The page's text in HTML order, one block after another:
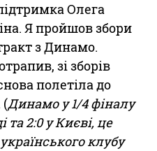
Олега
Я пройшов збори
з Динамо.
зі зборів
полетіла до
(Динамо у 1/4 фіналу
та 2:0 у Києві, це
клубу